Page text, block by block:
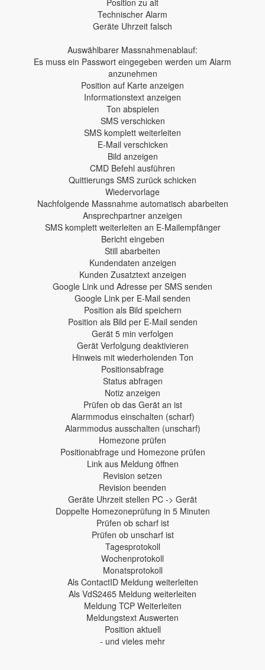
Position zu alt
Technischer Alarm
Geräte Uhrzeit falsch
Auswählbarer Massnahmenablauf:
Es muss ein Passwort eingegeben werden um Alarm
anzunehmen
Position auf Karte anzeigen
Informationstext anzeigen
Ton abspielen
SMS verschicken
SMS komplett weiterleiten
E-Mail verschicken
Bild anzeigen
CMD Befehl ausführen
Quittierungs SMS zurück schicken
Wiedervorlage
Nachfolgende Massnahme automatisch abarbeiten
Ansprechpartner anzeigen
SMS komplett weiterleiten an E-Mailempfänger
Bericht eingeben
Still abarbeiten
Kundendaten anzeigen
Kunden Zusatztext anzeigen
Google Link und Adresse per SMS senden
Google Link per E-Mail senden
Position als Bild speichern
Position als Bild per E-Mail senden
Gerät 5 min verfolgen
Gerät Verfolgung deaktivieren
Hinweis mit wiederholenden Ton
Positionsabfrage
Status abfragen
Notiz anzeigen
Prüfen ob das Gerät an ist
Alarmmodus einschalten (scharf)
Alarmmodus ausschalten (unscharf)
Homezone prüfen
Positionabfrage und Homezone prüfen
Link aus Meldung öffnen
Revision setzen
Revision beenden
Geräte Uhrzeit stellen PC -> Gerät
Doppelte Homezoneprüfung in 5 Minuten
Prüfen ob scharf ist
Prüfen ob unscharf ist
Tagesprotokoll
Wochenprotokoll
Monatsprotokoll
Als ContactID Meldung weiterleiten
Als VdS2465 Meldung weiterleiten
Meldung TCP Weiterleiten
Meldungstext Auswerten
Position aktuell
- und vieles mehr